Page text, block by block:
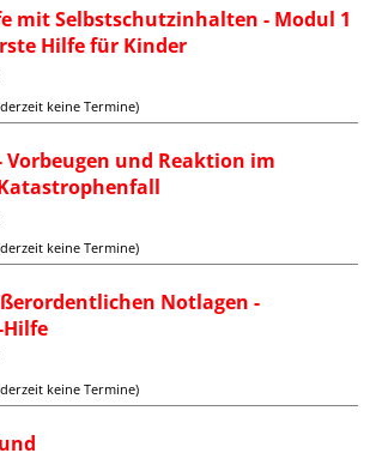
mit Selbstschutzinhalten - Modul 1
Hilfe für Kinder
keine Termine)
Vorbeugen und Reaktion im
keine Termine)
Notlagen -
Hilfe
keine Termine)